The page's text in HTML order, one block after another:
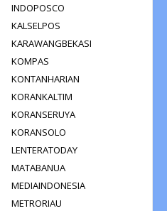
INDOPOSCO
KALSELPOS
KARAWANGBEKASI
KOMPAS
KONTANHARIAN
KORANKALTIM
KORANSERUYA
KORANSOLO
LENTERATODAY
MATABANUA
MEDIAINDONESIA
METRORIAU